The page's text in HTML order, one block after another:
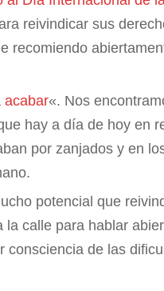
reivindicar sus
recomiendo
acabar«. Nos
hay a día de hoy en
por zanjados y en
potencial que
calle para hablar
de las